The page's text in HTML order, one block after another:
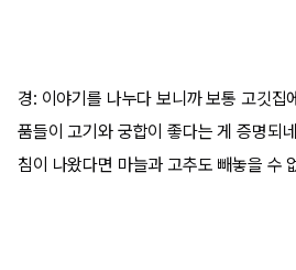
경: 이야기를 나누다 보니까 보통 고깃집
품들이 고기와 궁합이 좋다는 게 증명되
침이 나왔다면 마늘과 고추도 빼놓을 수